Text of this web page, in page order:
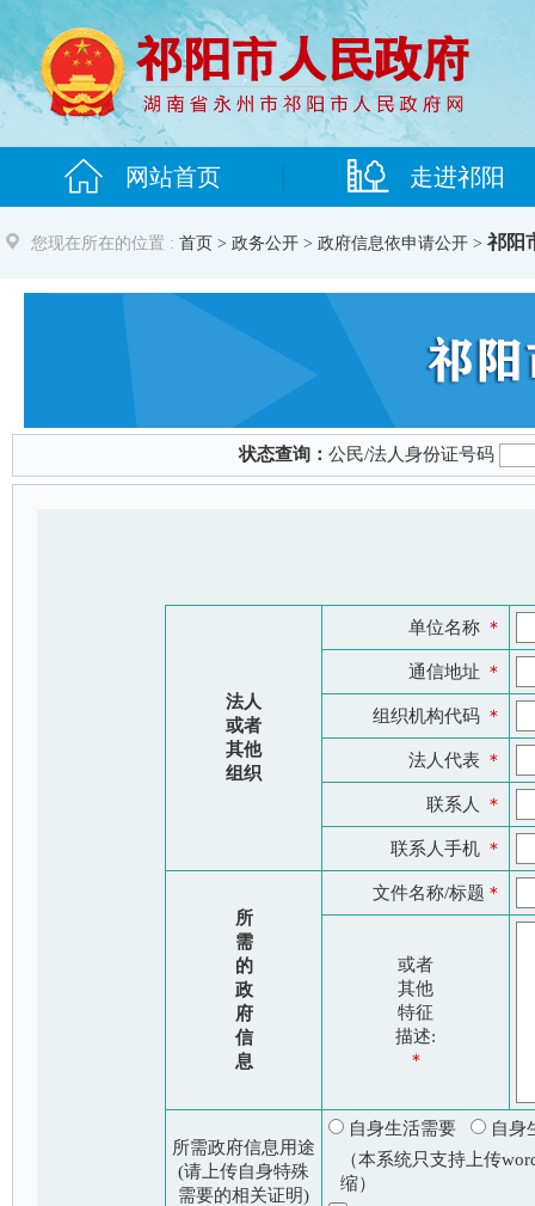
您现在所在的位置 : 首页 > 政务公开 > 政府信息依申请公开 >祁阳
状态查询： 公民/法人身份证号码
法人
或者
其他
组织
单位名称 ＊
通信地址 ＊
组织机构代码 ＊
法人代表 ＊
联系人 ＊
联系人手机 ＊
所
需
的
政
府
信
息
文件名称/标题 ＊
或者
其他
特征
描述:
＊
所需政府信息用途
(请上传自身特殊
需要的相关证明)
自身生活需要
自
（本系统只支持上传
缩）